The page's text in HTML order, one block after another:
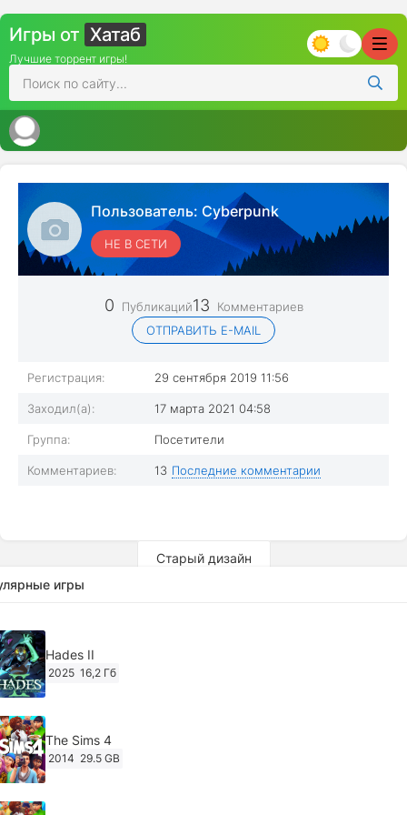
Игры от Хатаб
Лучшие торрент игры!
Пользователь: Cyberpunk
НЕ В СЕТИ
0 Публикаций13
Комментариев
ОТПРАВИТЬ E-MAIL
Регистрация: 29 сентября 2019 11:56
Заходил(а): 17 марта 2021 04:58
Группа: Посетители
Комментариев: 13 Последние комментарии
Старый дизайн
игры
Hades II
2025 16,2 Гб
The Sims 4
2014 29.5 GB